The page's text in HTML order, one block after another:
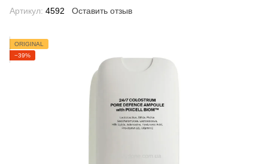
Артикул: 4592 Оставить отзыв
ORIGINAL
−39%